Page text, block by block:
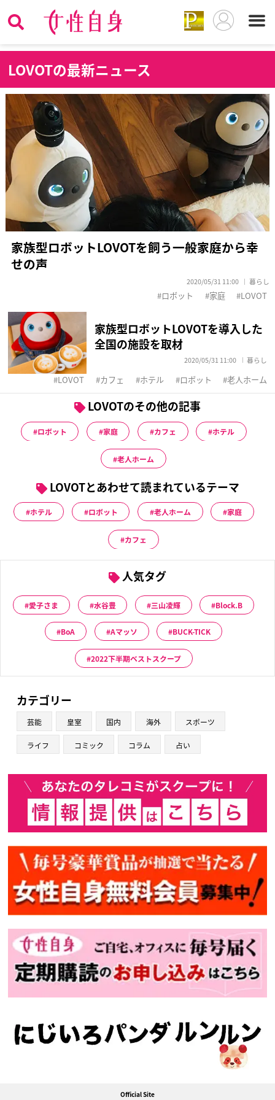
LOVOTの最新ニュース
家族型ロボットLOVOTを飼う一般家庭から幸
せの声
2020/05/31 11:00 暮らし
ロボット 家庭 LOVOT
家族型ロボットLOVOTを導入した
全国の施設を取材
2020/05/31 11:00 暮らし
LOVOT カフェ ホテル ロボット 老人ホーム
LOVOTのその他の記事
ロボット 家庭 カフェ ホテル
老人ホーム
LOVOTとあわせて読まれているテーマ
ホテル ロボット 老人ホーム 家庭
カフェ
人気タグ
愛子さま 水谷豊 三山凌輝 Block.B
BoA Aマッソ BUCK-TICK
2022下半期ベストスクープ
カテゴリー
芸能 皇室 国内 海外 スポーツ
ライフ コミック コラム 占い
Official Site